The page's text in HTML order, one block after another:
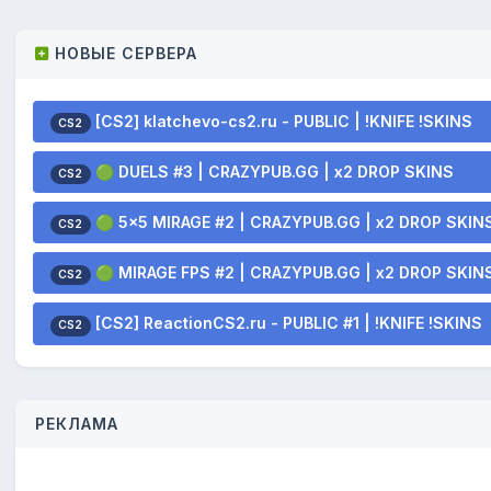
НОВЫЕ СЕРВЕРА
CS2 [CS2] klatchevo-cs2.ru - PUBLIC | !KNIFE !SKINS
CS2 🟢 DUELS #3 | CRAZYPUB.GG | x2 DROP SKINS
CS2 🟢 5x5 MIRAGE #2 | CRAZYPUB.GG | x2 DROP
CS2 🟢 MIRAGE FPS #2 | CRAZYPUB.GG | x2 DROP
CS2 [CS2] ReactionCS2.ru - PUBLIC #1 | !KNIFE !SKINS
РЕКЛАМА